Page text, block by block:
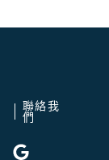
聯絡我
們